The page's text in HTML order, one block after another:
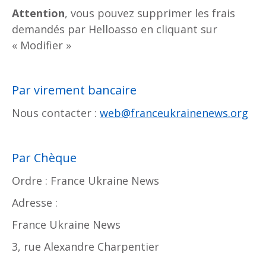
Attention, vous pouvez supprimer les frais
demandés par Helloasso en cliquant sur
« Modifier »
Par virement bancaire
Nous contacter : web@franceukrainenews.org
Par Chèque
Ordre : France Ukraine News
Adresse :
France Ukraine News
3, rue Alexandre Charpentier